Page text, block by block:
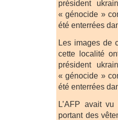
président
« génocide »
été enterrées
Les images de
cette localité
président
« génocide »
été enterrées
L’AFP avait
portant des